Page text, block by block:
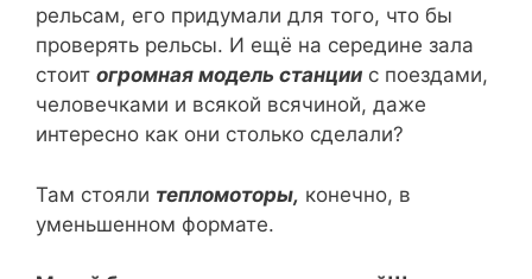
рельсам, его придумали для того, что бы
проверять рельсы. И ещё на середине зала
стоит огромная модель станции с поездами,
человечками и всякой всячиной, даже
интересно как они столько сделали?
Там стояли тепломоторы, конечно, в
уменьшенном формате.